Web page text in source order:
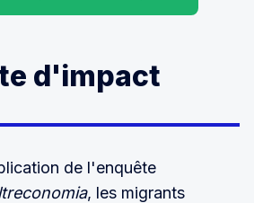
d'impact
de l'enquête
, les migrants